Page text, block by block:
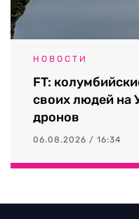
НОВОСТИ
FT:
своих людей на
дронов
06.08.2026 / 16:34